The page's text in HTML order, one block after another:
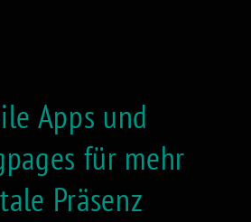
Apps und
für mehr
Präsenz